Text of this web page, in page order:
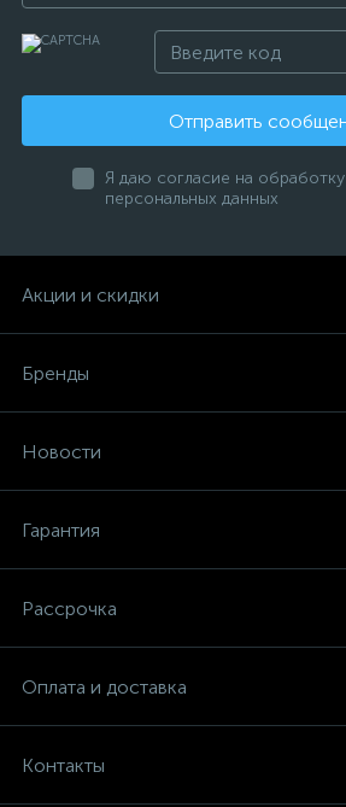
Отправить
Я даю согласие на
персональных данных
Акции и скидки
Бренды
Новости
Гарантия
Рассрочка
Оплата и доставка
Контакты